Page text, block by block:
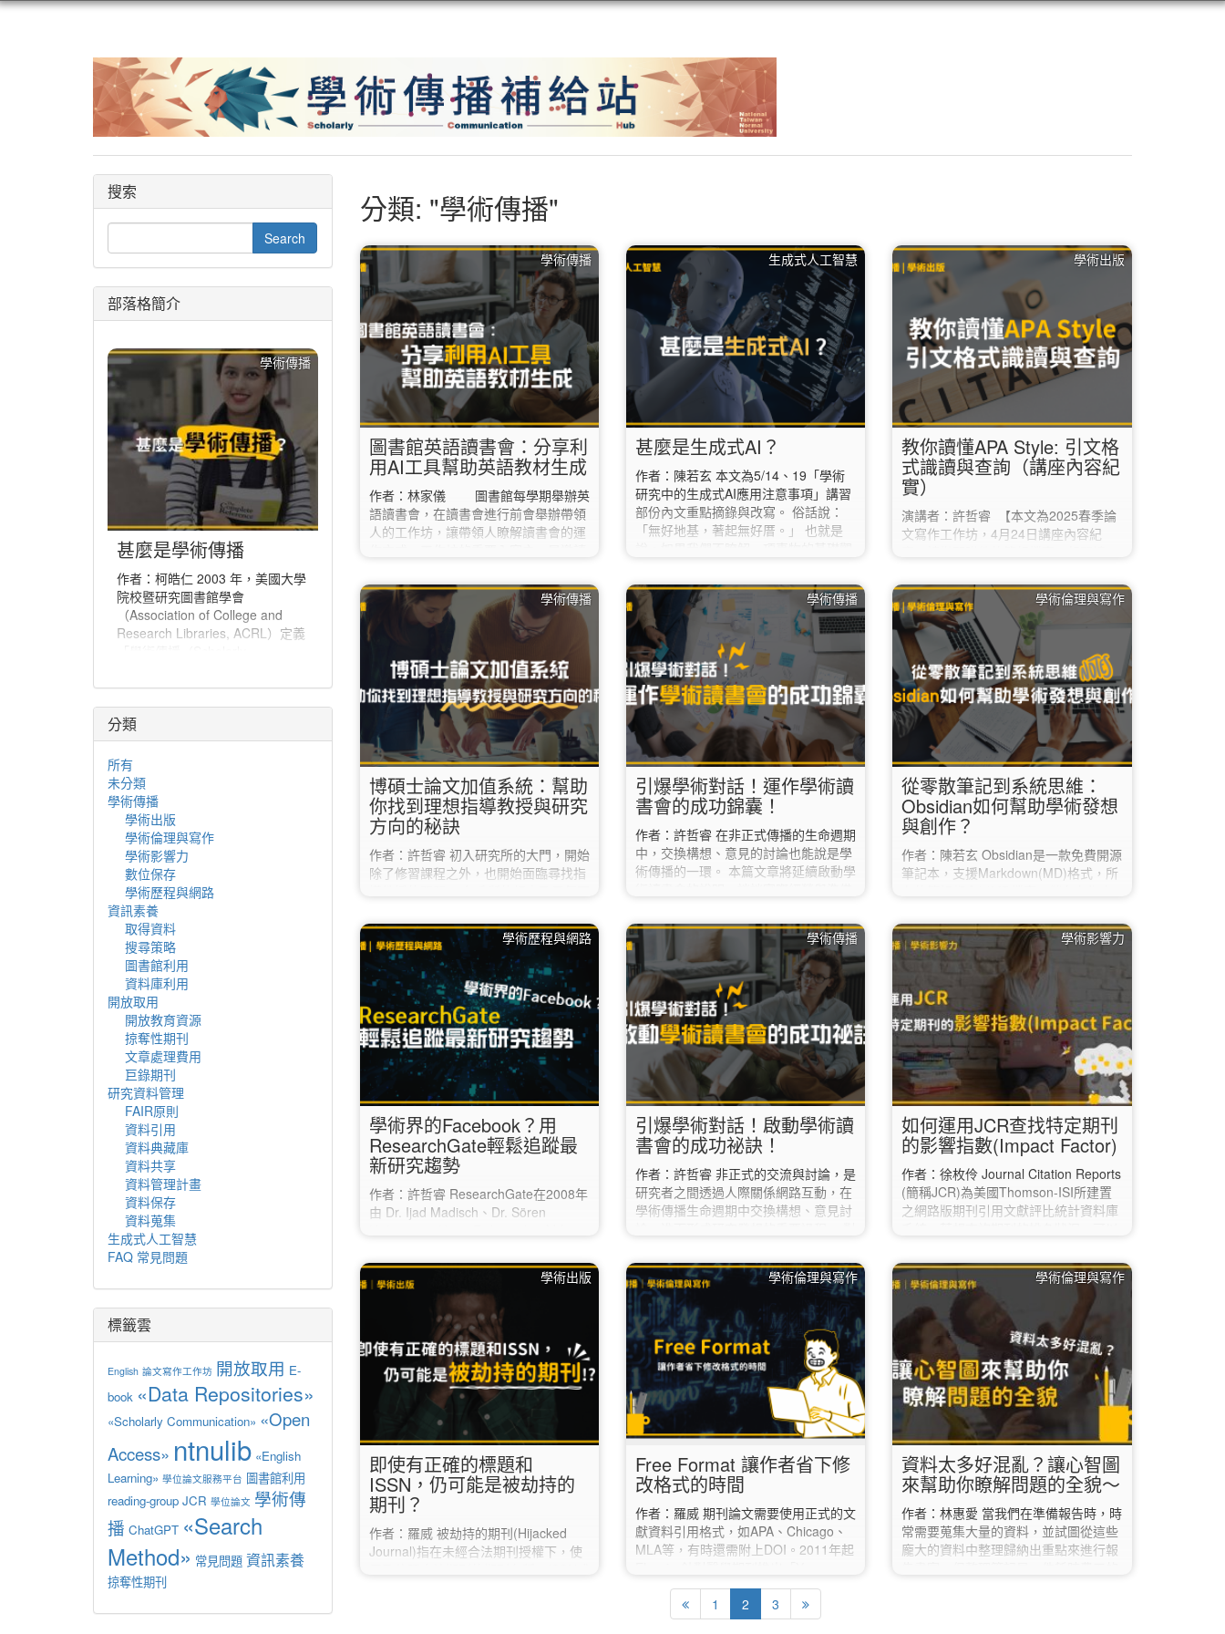
分類: "學術傳播"
學術傳播
圖書館英語讀書會：分享利
用AI工具幫助英語教材生成
作者：林家儀 圖書館每學期舉辦英
語讀書會，在讀書會進行前會舉辦帶領
人的工作坊，讓帶領人瞭解讀書會的運
包括如何讓不同程度的參與者都能融入
討論。老師特別推薦了四種工具：
Canva、ChatGPT、Grammarly 與
Diffit，幫助帶領人製作高效且有趣的閱
讀教材。 Canva：視覺化教材設計
Canva 是一款強大的平面設計工
具，為用戶提供了數千種模板，從簡報
到海報應有盡有。教育工作者可以使用
Canva…
生成式人工智慧
甚麼是生成式AI？
作者：陳若玄 本文為5/14、19「學術
研究中的生成式AI應用注意事項」講習
部份內文重點摘錄與改寫。 俗話說：
「無好地基，著起無好厝。」 也就是
良好與豐碩的成果。在生成式AI應用上
也是相同的道理，若我們不明白甚麼是
生成式AI，諸如它的定義、訓練過程、
技術概念、特性、運作邏輯等，不明白
它的結果是如何產生的，那麼我們也就
無法妥善利用這項技術，協助自己創造
更好的成果。…
學術出版
教你讀懂APA Style: 引文格
式識讀與查詢（講座內容紀
實）
演講者：許哲睿 【本文為2025春季論
文寫作工作坊，4月24日講座內容紀
年代、文章篇名等組成元件構成。因
此，只要看懂其中的組成元件，選取合
適的檢索點，再搭配合適的檢索方式，
就可以輕鬆找到該筆資料囉！ 以下將分
別介紹四種常用的資料類型： 一、 期
刊文章 可以作為檢索點的項目 文章篇
名 期刊名 DOI（比較近代的文章可能
有DOI，能夠直接以網址方式連接到文
章） 使用的查找方式：…
學術傳播
博碩士論文加值系統：幫助
你找到理想指導教授與研究
方向的秘訣
作者：許哲睿 初入研究所的大門，開始
除了修習課程之外，也開始面臨尋找指
同。 但，除了考量到指導風格、相處模
式之外，尤其要考慮的事情是指導老師
的研究方向與主題，是否與自己想做的
題目的相符合？ 我們除了透過系所網
站、開放學者平台了解老師們的研究方
向之外，有什麼能更具體的讓我們了解
這項資訊呢？ 本篇文章將以初入研究領
域的研究生角度，介紹如何以「臺灣博
碩士論文知識加值系統」了解老師們的
研究主題。…
學術傳播
引爆學術對話！運作學術讀
書會的成功錦囊！
作者：許哲睿 在非正式傳播的生命週期
中，交換構想、意見的討論也能說是學
術傳播的一環。 本篇文章將延續啟動學
入討論的實用技巧！ 在實際進行讀書會
後，除每次聚會的文本閱讀及討論，即
使每個人都花時間準備了相應的內容及
盡量保持對話，偶爾會遇到不知道該怎
麼做深入討論的狀況！ 此時可以換個角
度，調整領讀與分組討論的準備方式。
建議可以用「待辦清單」的方式試著逐
一完成下列說明： 1️⃣ 從本次規劃閱讀
內容中找出精選內容…
學術倫理與寫作
從零散筆記到系統思維：
Obsidian如何幫助學術發想
與創作？
作者：陳若玄 Obsidian是一款免費開源
筆記本，支援Markdown(MD)格式，所
他軟體中。 Obsidian有幾項特色功能：
1️⃣正向與反向連結…
學術歷程與網路
學術界的Facebook？用
ResearchGate輕鬆追蹤最
新研究趨勢
作者：許哲睿 ResearchGate在2008年
由 Dr. Ijad Madisch、Dr. Sören
者們可以在ResearchGate上分享著
作、提出及回答問題等，並透過按讚、
留言、分享他人研究的方式，進行互
動。 ResearchGate:
https://www.researchgate.net/ 💡…
學術傳播
引爆學術對話！啟動學術讀
書會的成功祕訣！
作者：許哲睿 非正式的交流與討論，是
研究者之間透過人際關係網路互動，在
學術傳播生命週期中交換構想、意見討
會」是常見的非正式的交流與討論形
式。 本篇文章從讀書會的相關書籍摘要
及整理內容，談談經營學術文章讀書會
的訣竅。 1️⃣成立讀書會 是否需要成立
讀書會，首先可以從自己的出發點開始
思考，是想要擴展自己的研究領域？還
是想要能更深入討論文章？ 成立的目的
將影響尋找的夥伴以及讀書會之間對話
的方向。…
學術影響力
如何運用JCR查找特定期刊
的影響指數(Impact Factor)
作者：徐枚伶 Journal Citation Reports
(簡稱JCR)為美國Thomson-ISI所建置
之網路版期刊引用文獻評比統計資料庫
響係數(Impact Factor)、立即索引
(Immediacy Index)、被引用半衰期
(Cited Half-Life)及引用半衰期(Citing
Half-Life)等，可了解期刊引用和影響趨
勢。 JCR於2021年開始進行改版(註)，
若是想要了解特定期刊的Impact…
學術出版
即使有正確的標題和
ISSN，仍可能是被劫持的
期刊？
作者：羅威 被劫持的期刊(Hijacked
Journal)指在未經合法期刊授權下，使
學術倫理與寫作
Free Format 讓作者省下修
改格式的時間
作者：羅威 期刊論文需要使用正式的文
獻資料引用格式，如APA、Chicago、
MLA等，有時還需附上DOI。2011年起
Paper, Your Way (YPYW)」服務，在
投稿初期不需提供正式的引用格式及其
他圖表格式，修訂時才改為正式引用格
學術倫理與寫作
資料太多好混亂？讓心智圖
來幫助你瞭解問題的全貌～
作者：林惠愛 當我們在準備報告時，時
常需要蒐集大量的資料，並試圖從這些
龐大的資料中整理歸納出重點來進行報
1 2 3
搜索
部落格簡介
學術傳播
甚麼是學術傳播
作者：柯皓仁 2003 年，美國大學
院校暨研究圖書館學會
（Association of College and
Research Libraries, ACRL）定義
統，經由該系統創建研究和其他學
術著作、評估品質、傳播於學術社
群、並保存以備未來所使用」。學
術傳播也可說是學者分享與出版研
究發現、使研究發現能夠廣為學術
社群或更多人能取得的程序。
分類
所有
未分類
學術傳播
學術出版
學術倫理與寫作
學術影響力
數位保存
學術歷程與網路
資訊素養
取得資料
搜尋策略
圖書館利用
資料庫利用
開放取用
開放教育資源
掠奪性期刊
文章處理費用
巨錄期刊
研究資料管理
FAIR原則
資料引用
資料典藏庫
資料共享
資料管理計畫
資料保存
資料蒐集
生成式人工智慧
FAQ 常見問題
標籤雲
English 論文寫作工作坊 開放取用 E-
book «Data Repositories»
«Scholarly Communication» «Open
Access» ntnulib «English
Learning» 學位論文服務平台 圖書館利用
reading-group JCR 學位論文 學術傳
播 ChatGPT «Search
Method» 常見問題 資訊素養
掠奪性期刊